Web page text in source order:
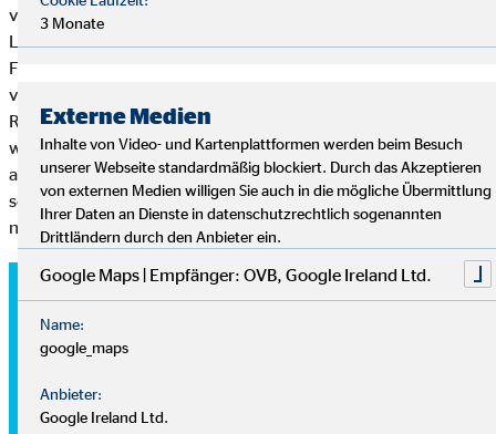
verbringen und festgestellt, dass wir sogar unsere größte
Leidenschaft teilen“, sagt David. Die beiden fahren in ihrer
Freizeit Downhill. Dieser Extremsport hat ihrer Ansicht nach
viel mit ihrer Arbeit gemeinsam: Man hält sich gegenseitig den
Rücken frei, motiviert sich, plant zusammen die Strecke, feiert,
wenn man ein Hindernis überwunden hat und endlich am Ziel
angekommen ist. „Als Team überwinden wir jedes Hindernis –
sowohl im Sport als auch bei der Arbeit. Wir lassen den anderen
nie im Stich“, erklärt David.
Der OVB Karriereplan
Karriereleiter hinauf. Die Basis dafür ist der OVB
Karriereplan. „Jeder, unabhängig vom beruflichen und
3 Monate
Externe Medien
Inhalte von Video- und Kartenplattformen werden beim Besuch
unserer Webseite standardmäßig blockiert. Durch das Akzeptieren
von externen Medien willigen Sie auch in die mögliche Übermittlung
Ihrer Daten an Dienste in datenschutzrechtlich sogenannten
Drittländern durch den Anbieter ein.
Google Maps | Empfänger: OVB, Google Ireland Ltd.
Name:
google_maps
Anbieter:
Google Ireland Ltd.